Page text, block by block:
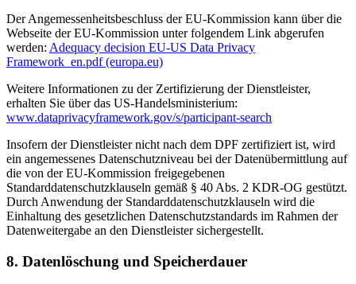
Der Angemessenheitsbeschluss der EU-Kommission kann über die
Webseite der EU-Kommission unter folgendem Link abgerufen
werden: Adequacy decision EU-US Data Privacy
Framework_en.pdf (europa.eu)
Weitere Informationen zu der Zertifizierung der Dienstleister,
erhalten Sie über das US-Handelsministerium:
www.dataprivacyframework.gov/s/participant-search
Insofern der Dienstleister nicht nach dem DPF zertifiziert ist, wird
ein angemessenes Datenschutzniveau bei der Datenübermittlung auf
die von der EU-Kommission freigegebenen
Standarddatenschutzklauseln gemäß § 40 Abs. 2 KDR-OG gestützt.
Durch Anwendung der Standarddatenschutzklauseln wird die
Einhaltung des gesetzlichen Datenschutzstandards im Rahmen der
Datenweitergabe an den Dienstleister sichergestellt.
8. Datenlöschung und Speicherdauer